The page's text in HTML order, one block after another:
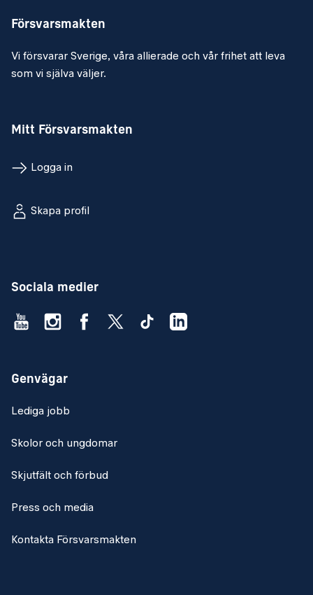
Försvarsmakten
Vi försvarar Sverige, våra allierade och vår frihet att leva
som vi själva väljer.
Mitt Försvarsmakten
Logga in
Skapa profil
Sociala medier
Genvägar
Lediga jobb
Skolor och ungdomar
Skjutfält och förbud
Press och media
Kontakta Försvarsmakten